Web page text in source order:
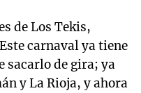
de Los Tekis,
carnaval ya tiene
sacarlo de gira; ya
y La Rioja, y ahora